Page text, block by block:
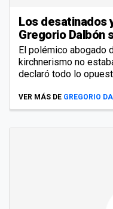
Los desatinados
Gregorio Dalbón
El polémico abogado
kirchnerismo no
declaró todo lo
VER MÁS DE GREGORIO